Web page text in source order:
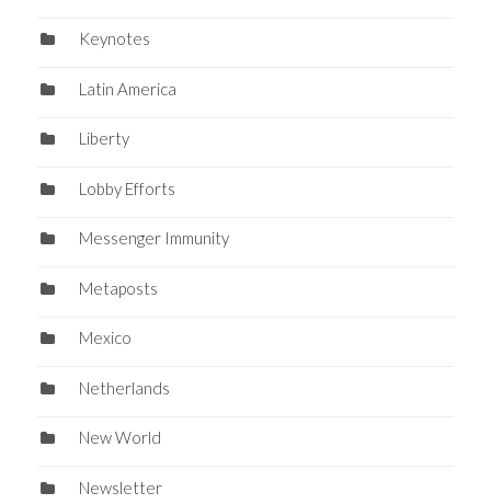
Keynotes
Latin America
Liberty
Lobby Efforts
Messenger Immunity
Metaposts
Mexico
Netherlands
New World
Newsletter